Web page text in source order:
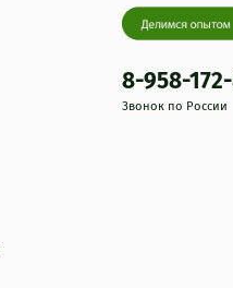
8-958-
Звонок по России